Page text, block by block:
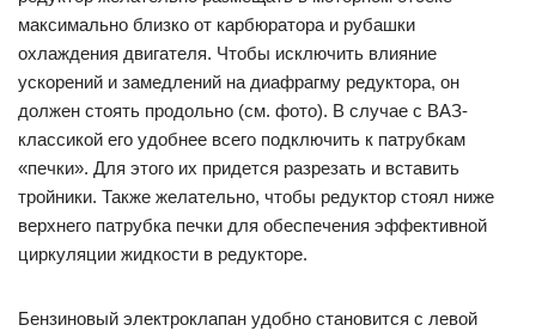
максимально близко от карбюратора и рубашки
охлаждения двигателя. Чтобы исключить влияние
ускорений и замедлений на диафрагму редуктора, он
должен стоять продольно (см. фото). В случае с ВАЗ-
классикой его удобнее всего подключить к патрубкам
«печки». Для этого их придется разрезать и вставить
тройники. Также желательно, чтобы редуктор стоял ниже
верхнего патрубка печки для обеспечения эффективной
циркуляции жидкости в редукторе.
Бензиновый электроклапан удобно становится с левой